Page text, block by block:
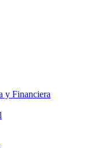
y Financiera